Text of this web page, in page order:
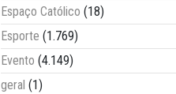
Espaço Católico (18)
Esporte (1.769)
Evento (4.149)
geral (1)